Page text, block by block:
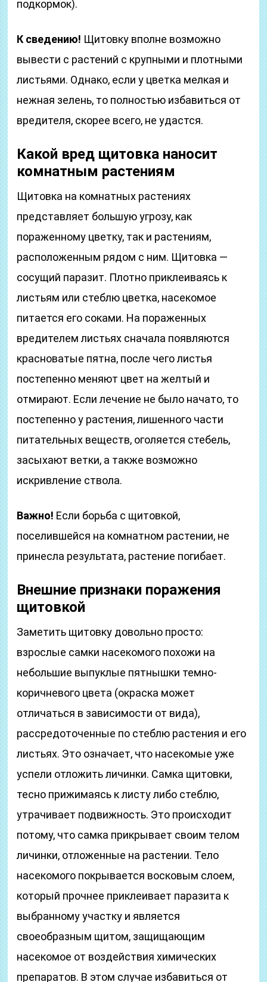
подкормок).
К сведению! Щитовку вполне возможно
вывести с растений с крупными и плотными
листьями. Однако, если у цветка мелкая и
нежная зелень, то полностью избавиться от
вредителя, скорее всего, не удастся.
Какой вред щитовка наносит
комнатным растениям
Щитовка на комнатных растениях
представляет большую угрозу, как
пораженному цветку, так и растениям,
расположенным рядом с ним. Щитовка —
сосущий паразит. Плотно приклеиваясь к
листьям или стеблю цветка, насекомое
питается его соками. На пораженных
вредителем листьях сначала появляются
красноватые пятна, после чего листья
постепенно меняют цвет на желтый и
отмирают. Если лечение не было начато, то
постепенно у растения, лишенного части
питательных веществ, оголяется стебель,
засыхают ветки, а также возможно
искривление ствола.
Важно! Если борьба с щитовкой,
поселившейся на комнатном растении, не
принесла результата, растение погибает.
Внешние признаки поражения
щитовкой
Заметить щитовку довольно просто:
взрослые самки насекомого похожи на
небольшие выпуклые пятнышки темно-
коричневого цвета (окраска может
отличаться в зависимости от вида),
рассредоточенные по стеблю растения и его
листьях. Это означает, что насекомые уже
успели отложить личинки. Самка щитовки,
тесно прижимаясь к листу либо стеблю,
утрачивает подвижность. Это происходит
потому, что самка прикрывает своим телом
личинки, отложенные на растении. Тело
насекомого покрывается восковым слоем,
который прочнее приклеивает паразита к
выбранному участку и является
своеобразным щитом, защищающим
насекомое от воздействия химических
препаратов. В этом случае избавиться от